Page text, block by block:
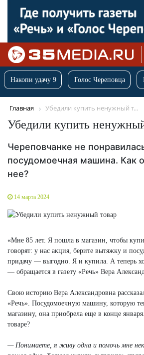
Накопи удачу 9 Голос Череповца
Главная Убедили купить ненужный т...
Убедили купить
Череповчанке не
посудомоечная машина. Как
нее?
14 марта 2024
«Мне 85 лет. Я пошла в магазин, чтобы
говорят: у нас акция, берите вытяжку и
придачу — выгодно. Я и купила. А теперь
— обращается в газету «Речь» Вера
Свою историю Вера Александровна
«Речь». Посудомоечную машину, которую
магазину, она приобрела еще в конце
товаре?
— Понимаете, я живу одна и помочь мне